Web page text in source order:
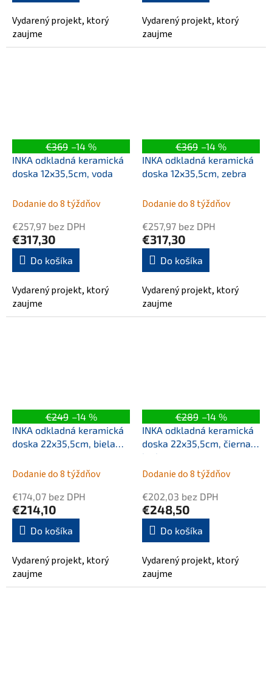
Vydarený projekt, ktorý
zaujme
Vydarený projekt, ktorý
zaujme
€369 –14 %
INKA odkladná keramická
doska 12x35,5cm, voda
Dodanie do 8 týždňov
€257,97 bez DPH
€317,30
Do košíka
Vydarený projekt, ktorý
zaujme
€369 –14 %
INKA odkladná keramická
doska 12x35,5cm, zebra
Dodanie do 8 týždňov
€257,97 bez DPH
€317,30
Do košíka
Vydarený projekt, ktorý
zaujme
€249 –14 %
INKA odkladná keramická
doska 22x35,5cm, biela
Dodanie do 8 týždňov
€174,07 bez DPH
€214,10
Do košíka
Vydarený projekt, ktorý
zaujme
€289 –14 %
INKA odkladná keramická
doska 22x35,5cm, čierna
lesk
Dodanie do 8 týždňov
€202,03 bez DPH
€248,50
Do košíka
Vydarený projekt, ktorý
zaujme